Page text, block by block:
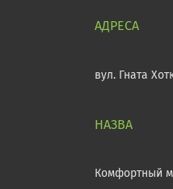
вул. Гната
Комфортный